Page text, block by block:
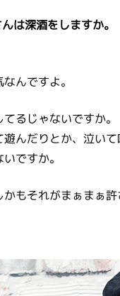
は深酒をしますか。
んですよ。
るじゃないですか。
んだりとか、泣い
ですか。
もそれがまぁまぁ